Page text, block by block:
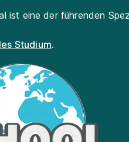
ist eine der führenden
Studium.